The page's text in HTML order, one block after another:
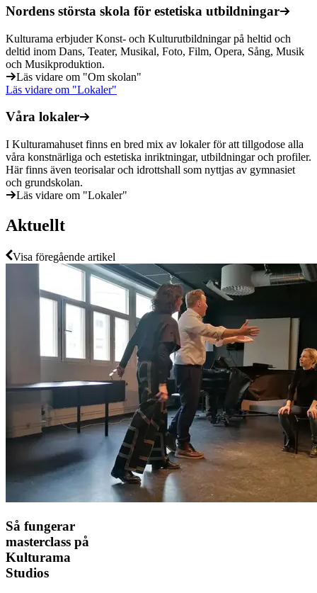
Nordens största skola för estetiska utbildningar
Kulturama erbjuder Konst- och Kulturutbildningar på heltid och
deltid inom Dans, Teater, Musikal, Foto, Film, Opera, Sång, Musik
och Musikproduktion.
Läs vidare om "Om skolan"
Läs vidare om "Lokaler"
Våra lokaler
I Kulturamahuset finns en bred mix av lokaler för att tillgodose alla
våra konstnärliga och estetiska inriktningar, utbildningar och profiler.
Här finns även teorisalar och idrottshall som nyttjas av gymnasiet
och grundskolan.
Läs vidare om "Lokaler"
Aktuellt
Visa föregående artikel
Så fungerar
masterclass på
Kulturama
Studios